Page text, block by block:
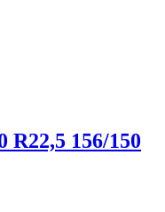
R22,5 156/150